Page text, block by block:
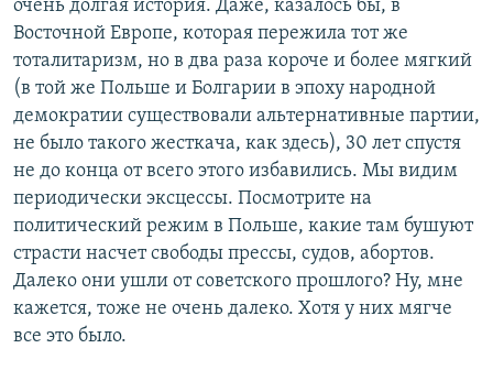
очень долгая история. Даже, казалось бы, в
Восточной Европе, которая пережила тот же
тоталитаризм, но в два раза короче и более мягкий
(в той же Польше и Болгарии в эпоху народной
демократии существовали альтернативные партии,
не было такого жесткача, как здесь), 30 лет спустя
не до конца от всего этого избавились. Мы видим
периодически эксцессы. Посмотрите на
политический режим в Польше, какие там бушуют
страсти насчет свободы прессы, судов, абортов.
Далеко они ушли от советского прошлого? Ну, мне
кажется, тоже не очень далеко. Хотя у них мягче
все это было.